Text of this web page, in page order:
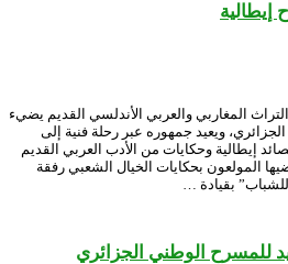
إيطالية
المغاربي والعربي الأندلسي القديم يضيء
ويعيد جمهوره عبر رحلة فنية إلى
إيطالية وحكايات من الأدب العربي القديم
المولعون بحكايات الخيال الشعبي رفقة
بقيادة …
للمسرح الوطني الجزائري